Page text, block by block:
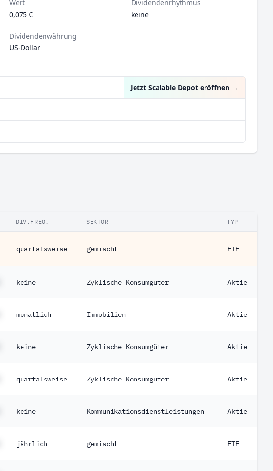
Wert
0,075 €
Dividendenrhythmus
keine
Dividendenwährung
US-Dollar
Jetzt Scalable Depot eröffnen →
DIV.FREQ. SEKTOR TYP
quartalsweise gemischt ETF
keine Zyklische Konsumgüter Aktie
monatlich Immobilien Aktie
keine Zyklische Konsumgüter Aktie
quartalsweise Zyklische Konsumgüter Aktie
keine Kommunikationsdienstleistungen Aktie
jährlich gemischt ETF